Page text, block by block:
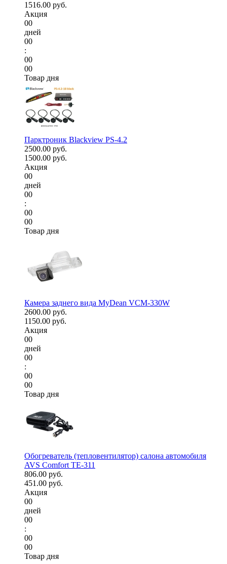
1516.00 руб.
Акция
00
дней
00
:
00
00
Товар дня
Парктроник Blackview PS-4.2
2500.00 руб.
1500.00 руб.
Акция
00
дней
00
:
00
00
Товар дня
Камера заднего вида MyDean VCM-330W
2600.00 руб.
1150.00 руб.
Акция
00
дней
00
:
00
00
Товар дня
Обогреватель (тепловентилятор) салона автомобиля
AVS Comfort TE-311
806.00 руб.
451.00 руб.
Акция
00
дней
00
:
00
00
Товар дня